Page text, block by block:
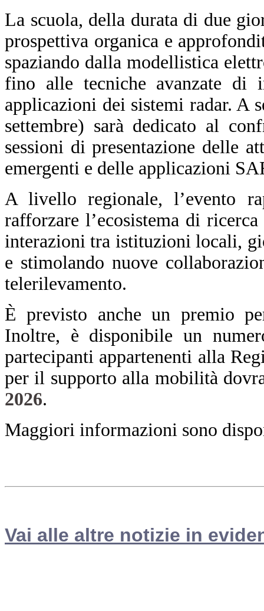
La scuola, della durata di due
prospettiva organica e
spaziando dalla modellistica
fino alle tecniche avanzate
applicazioni dei sistemi radar. A
settembre) sarà dedicato al
sessioni di presentazione delle
emergenti e delle applicazioni
A livello regionale, l’evento
rafforzare l’ecosistema di
interazioni tra istituzioni locali,
e stimolando nuove
telerilevamento.
È previsto anche un premio
Inoltre, è disponibile un
partecipanti appartenenti alla
per il supporto alla mobilità
2026.
Maggiori informazioni sono
Vai alle altre notizie in